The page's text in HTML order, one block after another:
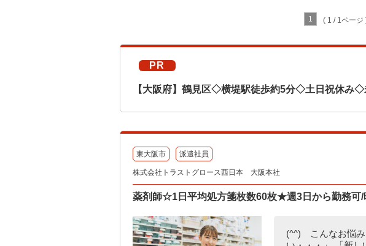
1 ( 1 / 1ページ
PR
【大阪府】鶴見区◇横堤駅徒歩約5分◇土日祝休み
東大阪市 派遣社員
株式会社トラストグロース西日本 大阪本社
薬剤師☆1日平均処方箋枚数60枚★週3日から勤務可/
(^^) こんなお悩み